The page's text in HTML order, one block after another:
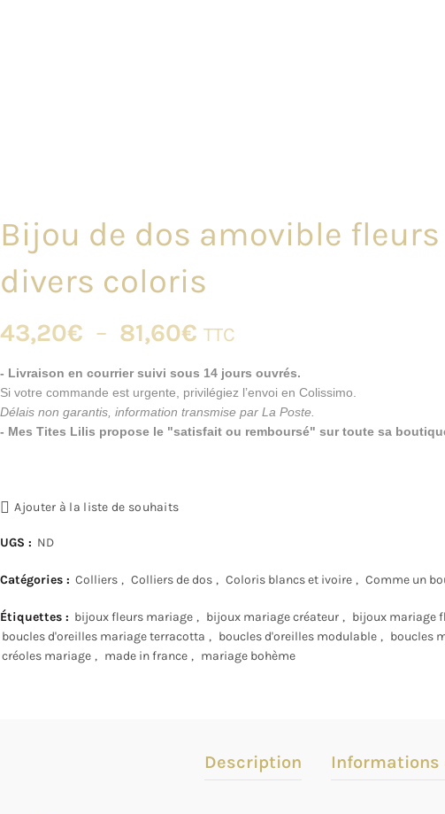
Bijou de dos amovible
divers coloris
43,20€ – 81,60€ Plage
de
prix :
TTC
- Livraison en courrier suivi sous 14 jours ouvrés.
Si votre commande est urgente, privilégiez l’envoi en Colissimo.
Délais non garantis, information transmise par La Poste.
- Mes Tites Lilis propose le "satisfait ou remboursé" sur toute sa
Ajouter à la liste de souhaits
UGS : ND
Catégories : Colliers , Colliers de dos , Coloris blancs et ivoire , Comme un
Étiquettes : bijoux fleurs mariage , bijoux mariage créateur , bijoux mariage
boucles d'oreilles mariage terracotta , boucles d'oreilles modulable , boucles
créoles mariage , made in france , mariage bohème
Description Informations